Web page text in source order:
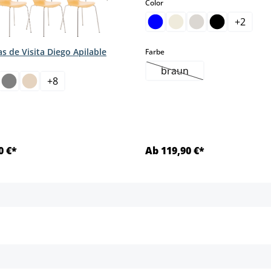
de Visita Diego Apilable
+8
€*
Colorselect
+2
Farbeselect
braun(Esta opción no está
Ab 119,90 €*